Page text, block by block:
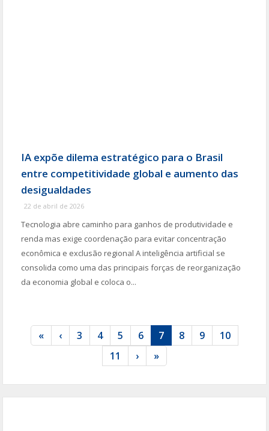
IA expõe dilema estratégico para o Brasil
entre competitividade global e aumento das
desigualdades
22 de abril de 2026
Tecnologia abre caminho para ganhos de produtividade e
renda mas exige coordenação para evitar concentração
econômica e exclusão regional A inteligência artificial se
consolida como uma das principais forças de reorganização
da economia global e coloca o...
« ‹ 3 4 5 6 7 8 9
10
11
› »